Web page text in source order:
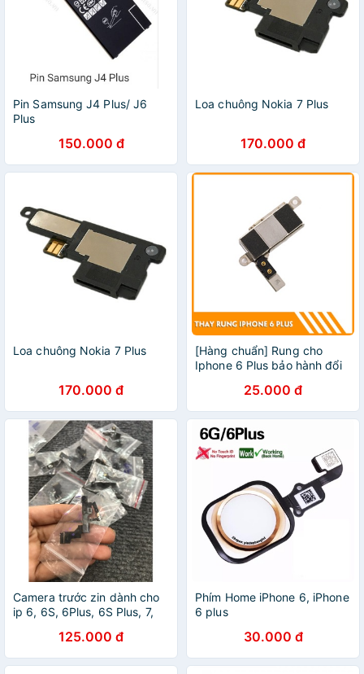
Pin Samsung J4 Plus/ J6
Plus
150.000 đ
Loa chuông Nokia 7 Plus
170.000 đ
Loa chuông Nokia 7 Plus
170.000 đ
[Hàng chuẩn] Rung cho
Iphone 6 Plus bảo hành đổi
25.000 đ
Camera trước zin dành cho
ip 6, 6S, 6Plus, 6S Plus, 7,
125.000 đ
Phím Home iPhone 6, iPhone
6 plus
30.000 đ